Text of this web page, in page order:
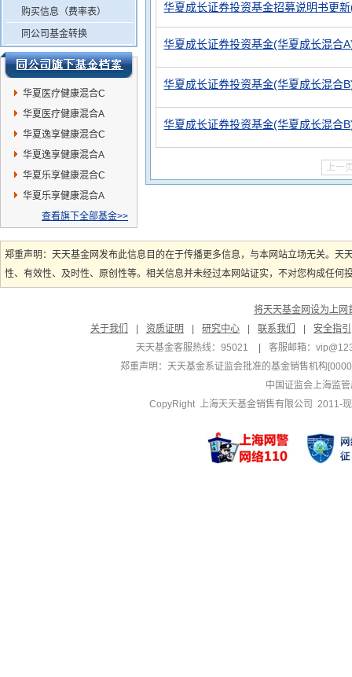
购买信息（费率表）
同公司基金转换
华夏医疗健康混合C
华夏医疗健康混合A
华夏逸享健康混合C
华夏逸享健康混合A
华夏乐享健康混合C
华夏乐享健康混合A
查看旗下全部基金>>
华夏成长证券投资基金招募说明书更
华夏成长证券投资基金(华夏成长混合
华夏成长证券投资基金(华夏成长混合
华夏成长证券投资基金(华夏成长混合
上一
郑重声明：天天基金网发布此信息目的在于传播更多信息，与本网站立场无关。
性、有效性、及时性、原创性等。相关信息并未经过本网站证实，不对您构成任
将天天基金网设为上网
关于我们
资质证明 研究中心 联系我们
安全指引
天天基金客服热线：95021
客服邮箱：
郑重声明：天天基金系证监会批准的基金销售机构
中国证监会上海监
CopyRight 上海天天基金销售有限公司 2011-